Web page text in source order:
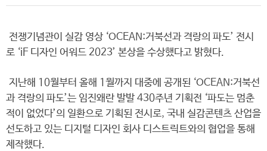
전쟁기념관이 실감 영상 ‘OCEAN:거북선과 격랑의 파도’ 전시
로 ‘iF 디자인 어워드 2023’ 본상을 수상했다고 밝혔다.
지난해 10월부터 올해 1월까지 대중에 공개된 ‘OCEAN:거북선
과 격랑의 파도’는 임진왜란 발발 430주년 기획전 ‘파도는 멈춘
적이 없었다’의 일환으로 기획된 전시로, 국내 실감콘텐츠 산업을
선도하고 있는 디지털 디자인 회사 디스트릭트와의 협업을 통해
제작했다.